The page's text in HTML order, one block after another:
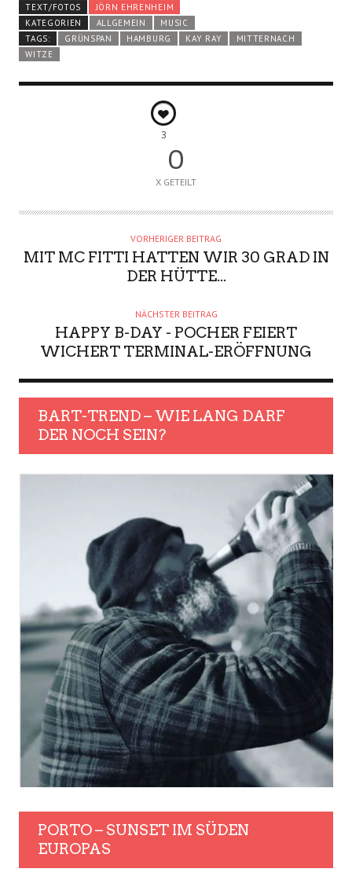
TEXT/FOTOS
JÖRN EHRENHEIM
KATEGORIEN
ALLGEMEIN
MUSIC
TAGS:
GRÜNSPAN HAMBURG KAY RAY
MITTERNACH
WITZE
3
0
X GETEILT
VORHERIGER BEITRAG
MIT MC FITTI HATTEN WIR 30 GRAD IN
DER HÜTTE...
NÄCHSTER BEITRAG
HAPPY B-DAY - POCHER FEIERT
WICHERT TERMINAL-ERÖFFNUNG
BART-TREND – WIE LANG DARF
DER NOCH SEIN?
PORTO – SUNSET IM SÜDEN
EUROPAS